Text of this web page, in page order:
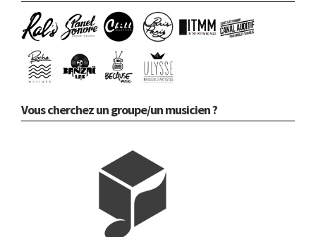
Vous cherchez un groupe/un musicien ?